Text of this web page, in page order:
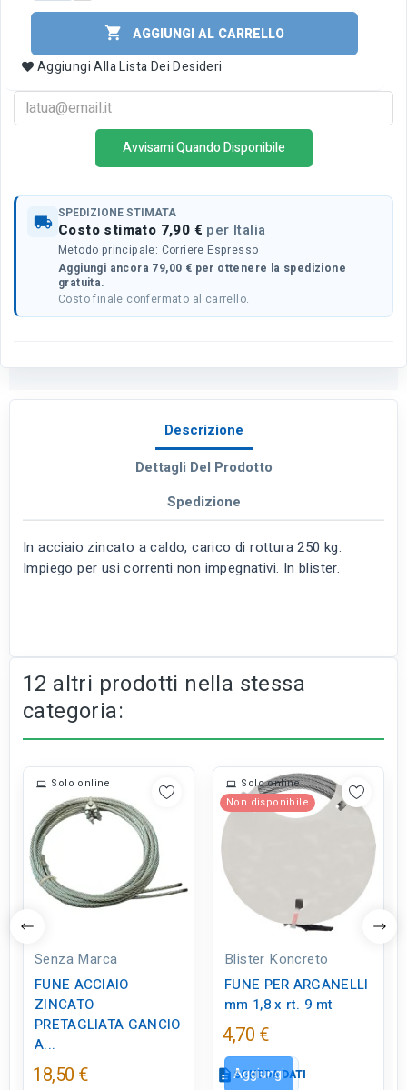

AGGIUNGI AL CARRELLO
Aggiungi Alla Lista Dei Desideri
Avvisami Quando Disponibile
local_shipping SPEDIZIONE STIMATA
Costo stimato 7,90 € per Italia
Metodo principale: Corriere Espresso
Aggiungi ancora 79,00 € per ottenere la spedizione
gratuita.
Costo finale confermato al carrello.
Descrizione
Dettagli Del Prodotto
Spedizione
In acciaio zincato a caldo, carico di rottura 250 kg.
Impiego per usi correnti non impegnativi. In blister.
12 altri prodotti nella stessa
categoria:
Solo online
Senza Marca
FUNE ACCIAIO
ZINCATO
PRETAGLIATA GANCIO
A...
18,50 €
Solo online
Non disponibile
Blister Koncreto
FUNE PER ARGANELLI
mm 1,8 x rt. 9 mt
4,70 €
descriptionSCHEDA DATI
Aggiungi